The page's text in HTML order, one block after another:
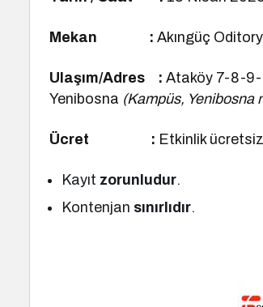
Mekan : Akıngüç
Ulaşım/Adres : Ataköy 7-8-9-
Yenibosna (Kampüs, Yenibosna
Ücret : Etkinlik
Kayıt zorunludur.
Kontenjan sınırlıdır.